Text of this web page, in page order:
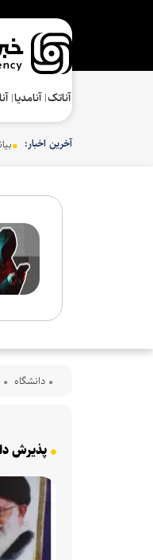
آناتک آنامدیا
آخرین اخبار:
دانشگاه
پذیرش